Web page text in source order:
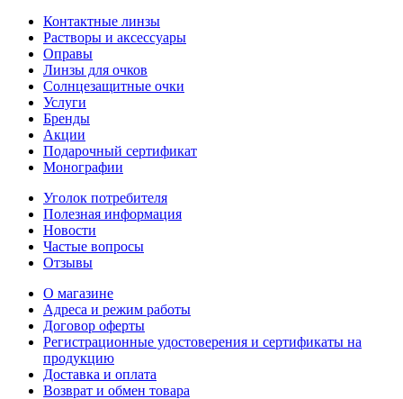
Контактные линзы
Растворы и аксессуары
Оправы
Линзы для очков
Солнцезащитные очки
Услуги
Бренды
Акции
Подарочный сертификат
Монографии
Уголок потребителя
Полезная информация
Новости
Частые вопросы
Отзывы
О магазине
Адреса и режим работы
Договор оферты
Регистрационные удостоверения и сертификаты на
продукцию
Доставка и оплата
Возврат и обмен товара